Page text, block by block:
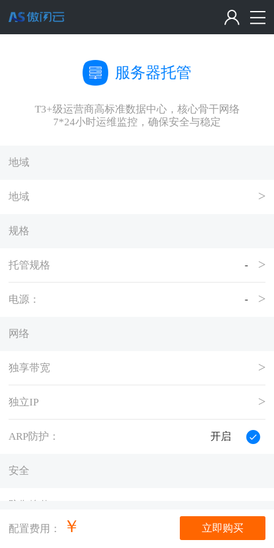
配置费用： ￥ 立即购买
服务器托管
T3+级运营商高标准数据中心，核心骨干网络
7*24小时运维监控，确保安全与稳定
地域
地域
规格
托管规格 -
电源： -
网络
独享带宽
独立IP
ARP防护： 开启
安全
防御峰值：